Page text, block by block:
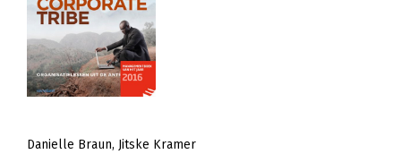
Danielle Braun Jitske Kramer